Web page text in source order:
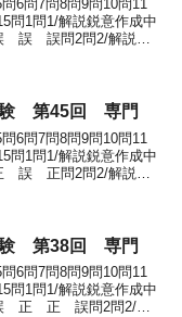
6問7問8問9問10問11
問1問1/解説鋭意作成中
誤問2問2/解説鋭
験 第45回 専門
6問7問8問9問10問11
問1問1/解説鋭意作成中
正問2問2/解説鋭
験 第38回 専門
6問7問8問9問10問11
問1問1/解説鋭意作成中
正 正 誤問2問2/解